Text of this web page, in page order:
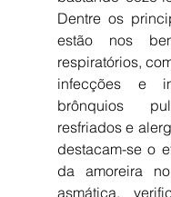
Dentre os
estão nos
respiratórios,
infecções e
brônquios
resfriados e
destacam-se o
da amoreira
asmática,